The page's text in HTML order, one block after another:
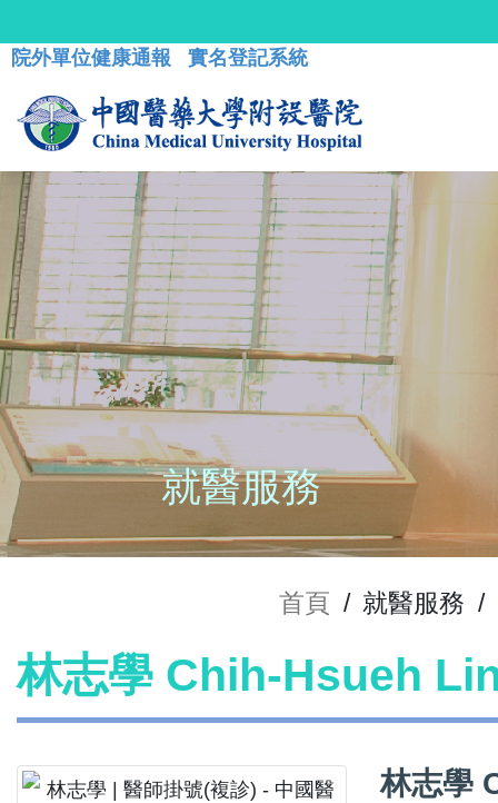
院外單位健康通報 實名登記系統
就醫服務
首頁 / 就醫服務 /
林志學 Chih-Hsueh
林志學